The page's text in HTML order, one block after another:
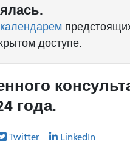
календарем
доступе.
года.
Twitter LinkedIn